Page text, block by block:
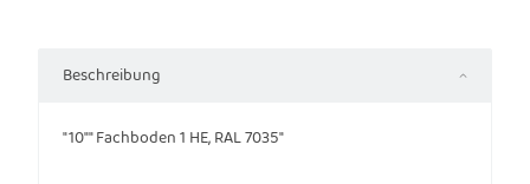
Beschreibung
"10"" Fachboden 1 HE, RAL 7035"